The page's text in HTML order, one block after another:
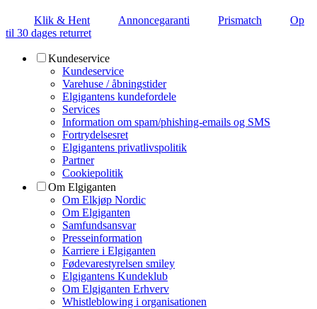
Klik & Hent Annoncegaranti Prismatch
Op
til 30 dages returret
Kundeservice
Kundeservice
Varehuse / åbningstider
Elgigantens kundefordele
Services
Information om spam/phishing-emails og SMS
Fortrydelsesret
Elgigantens privatlivspolitik
Partner
Cookiepolitik
Om Elgiganten
Om Elkjøp Nordic
Om Elgiganten
Samfundsansvar
Presseinformation
Karriere i Elgiganten
Fødevarestyrelsen smiley
Elgigantens Kundeklub
Om Elgiganten Erhverv
Whistleblowing i organisationen